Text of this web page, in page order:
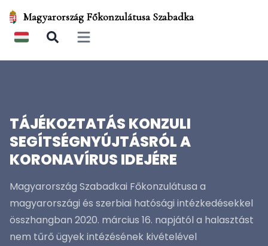
Magyarország Főkonzulátusa Szabadka
Open main menu
TÁJÉKOZTATÁS KONZULI
SEGÍTSÉGNYÚJTÁSRÓL A
KORONAVÍRUS IDEJÉRE
Magyarország Szabadkai Főkonzulátusa a
magyarországi és szerbiai hatósági intézkedésekkel
összhangban 2020. március 16. napjától a halasztást
nem tűrő ügyek intézésének kivételével